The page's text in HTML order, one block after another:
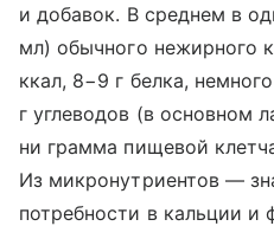
и добавок. В среднем в
мл) обычного нежирного
ккал, 8−9 г белка,
г углеводов (в основном
ни грамма пищевой
Из микронутриентов —
потребности в кальции и